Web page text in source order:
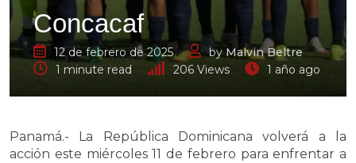
Concacaf
12 de febrero de 2025 byMalvin Beltre
1 minute read
206 Views 1 año ago
Panamá.- La República Dominicana volverá a la
acción este miércoles 11 de febrero para enfrentar a